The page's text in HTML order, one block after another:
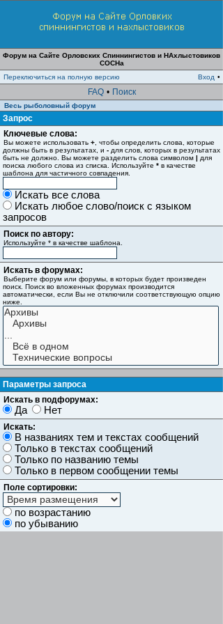
Форум на Сайте Орловских Спиннингистов и НАхлыстовиков
СОСНа
Переключиться на полную версию
Вход •
FAQ • Поиск
Весь рыболовный форум
Запрос
Ключевые слова:
Вы можете использовать + , чтобы определить слова, которые
должны быть в результатах, и - для слов, которых в результатах
быть не должно. Вы можете разделить слова символом | для
поиска любого слова из списка. Используйте * в качестве
шаблона для частичного совпадения.
Искать все слова
Искать любое слово/поиск с языком
запросов
Поиск по автору:
Используйте * в качестве шаблона.
Искать в форумах:
Выберите форум или форумы, в которых будет произведен
поиск. Поиск во вложенных форумах производится
автоматически, если Вы не отключили соответствующую опцию
ниже.
Параметры запроса
Искать в подфорумах:
Да Нет
Искать:
В названиях тем и текстах сообщений
Только в текстах сообщений
Только по названию темы
Только в первом сообщении темы
Поле сортировки:
по возрастанию
по убыванию